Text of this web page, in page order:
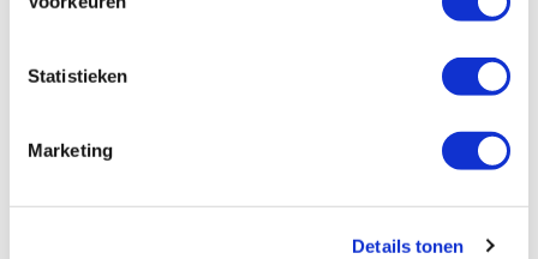
Statistieken
Marketing
Details tonen
Dubuque parallel klem 203 mm met
Artikelnummer: 32318